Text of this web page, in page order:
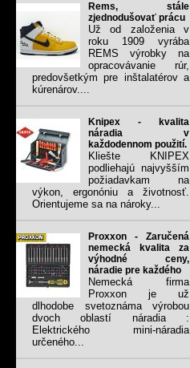
Rems, stále
zjednodušovať prácu
Už od založenia v
roku 1909 vyrába
REMS výrobky na
opracovávanie rúr,
predovšetkým pre inštalatérov a
kúrenárov....
Knipex - kvalita
náradia v
každodennom použití.
Kliešte KNIPEX
podliehajú najvyšším
požiadavkam na
výkon, ergonóniu a životnosť.
Orientujeme sa na nároky...
Proxxon - Zaručená
nemecká kvalita za
výhodné ceny,
náradie pre každého
Nemecká firma
Proxxon je už
dlhodobe svetoznáma výrobou
dvoch oblastí náradia :
Elektrického mini-náradia
určeného...